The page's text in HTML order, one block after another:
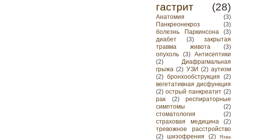
гастрит (28)
Анатомия
(3)
Панкреонекроз
(3)
болезнь Паркинсона
(3)
диабет
(3)
закрытая
травма живота
(3)
опухоль
(3)
Антисептики
(2)
Диафрагмальная
грыжа (2) УЗИ (2) аутизм
(2) бронхообструкция
(2)
вегетативная дисфункция
(2) острый панкреатит (2)
рак
(2)
респираторные
симптомы
(2)
стоматология
(2)
страховая медицина
(2)
тревожное расстройство
(2) шизофрения (2)
Язва